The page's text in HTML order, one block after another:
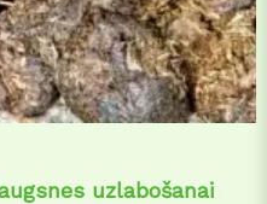
uzlabošanai